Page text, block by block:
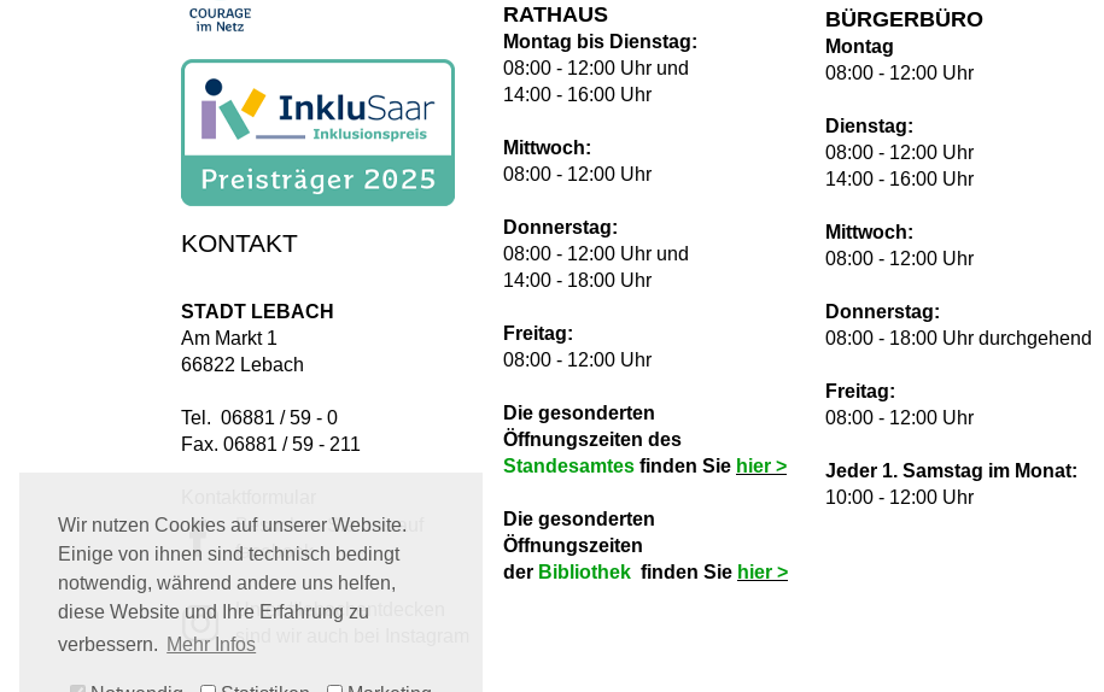
Wir nutzen Cookies auf unserer Website.
Einige von ihnen sind technisch bedingt
notwendig, während andere uns helfen,
diese Website und Ihre Erfahrung zu
verbessern. Mehr Infos
KONTAKT
STADT LEBACH
Am Markt 1
66822 Lebach
Tel. 06881 / 59 - 0
Fax. 06881 / 59 - 211
Besuchen Sie uns auf
facebook
Unter #lebachentdecken
sind wir auch bei Instagram
RATHAUS
Montag bis Dienstag:
08:00 - 12:00 Uhr und
14:00 - 16:00 Uhr
Mittwoch:
08:00 - 12:00 Uhr
Donnerstag:
08:00 - 12:00 Uhr und
14:00 - 18:00 Uhr
Freitag:
08:00 - 12:00 Uhr
Die gesonderten
Öffnungszeiten des
Standesamtes finden Sie hier >
Die gesonderten
Öffnungszeiten
der Bibliothek finden Sie hier >
BÜRGERBÜRO
Montag
08:00 - 12:00 Uhr
Dienstag:
08:00 - 12:00 Uhr
14:00 - 16:00 Uhr
Mittwoch:
08:00 - 12:00 Uhr
Donnerstag:
08:00 - 18:00 Uhr durchgehend
Freitag:
08:00 - 12:00 Uhr
Jeder 1. Samstag im Monat:
10:00 - 12:00 Uhr